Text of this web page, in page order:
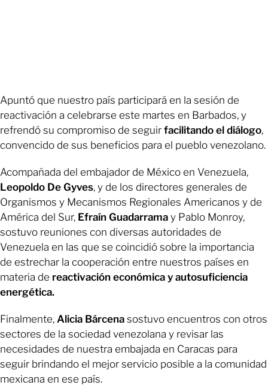
Apuntó que nuestro país participará en la sesión de
reactivación a celebrarse este martes en Barbados, y
refrendó su compromiso de seguir facilitando el diálogo,
convencido de sus beneficios para el pueblo venezolano.
Acompañada del embajador de México en Venezuela,
Leopoldo De Gyves, y de los directores generales de
Organismos y Mecanismos Regionales Americanos y de
América del Sur, Efraín Guadarrama y Pablo Monroy,
sostuvo reuniones con diversas autoridades de
Venezuela en las que se coincidió sobre la importancia
de estrechar la cooperación entre nuestros países en
materia de reactivación económica y autosuficiencia
energética.
Finalmente, Alicia Bárcena sostuvo encuentros con otros
sectores de la sociedad venezolana y revisar las
necesidades de nuestra embajada en Caracas para
seguir brindando el mejor servicio posible a la comunidad
mexicana en ese país.